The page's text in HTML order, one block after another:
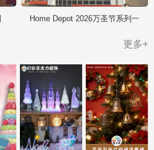
Home Depot 2026万圣节系列一
更多+